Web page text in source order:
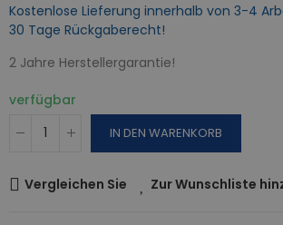
Kostenlose Lieferung innerhalb von 3-4
30 Tage Rückgaberecht!
2 Jahre Herstellergarantie!
verfügbar
IN DEN WARENKORB
Vergleichen Sie Zur Wunschliste